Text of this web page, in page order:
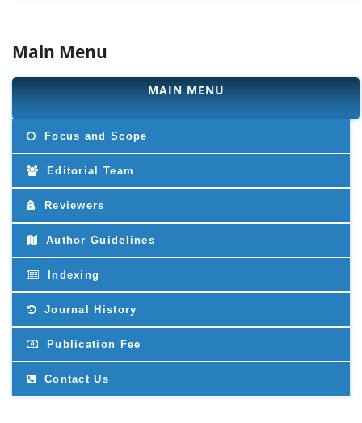
Main Menu
MAIN MENU
Focus and Scope
Editorial Team
Reviewers
Author Guidelines
Indexing
Journal History
Publication Fee
Contact Us